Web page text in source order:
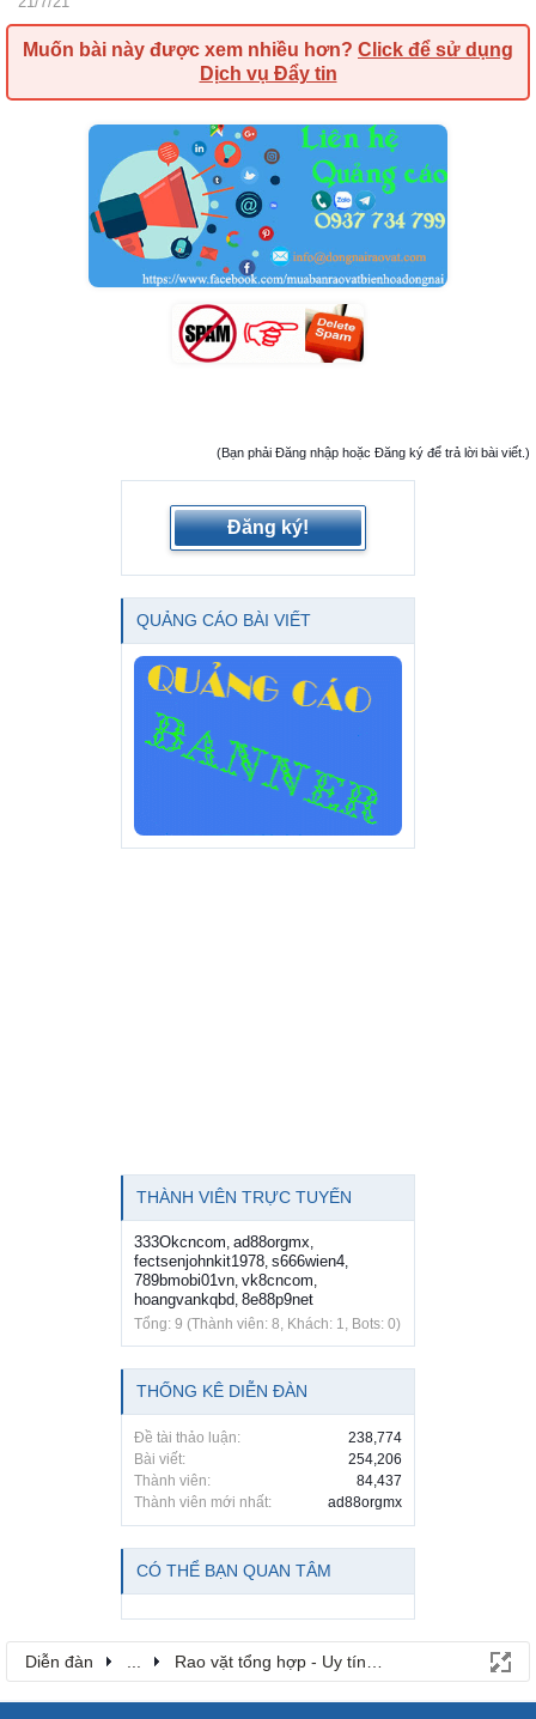
Muốn bài này được xem nhiều hơn? Click để sử dụng
Dịch vụ Đẩy tin
(Bạn phải Đăng nhập hoặc Đăng ký để trả lời bài viết.)
Đăng ký!
QUẢNG CÁO BÀI VIẾT
THÀNH VIÊN TRỰC TUYẾN
333Okcncom ad88orgmx
fectsenjohnkit1978 s666wien4
789bmobi01vn vk8cncom
hoangvankqbd 8e88p9net
Tổng: 9 (Thành viên: 8, Khách: 1, Bots: 0)
THỐNG KÊ DIỄN ĐÀN
Đề tài thảo luận:
238,774
Bài viết:
254,206
Thành viên:
84,437
Thành viên mới nhất:
ad88orgmx
CÓ THỂ BẠN QUAN TÂM
Diễn đàn Rao vặt tổng hợp - Uy tín - Miễn phí